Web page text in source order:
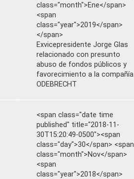
class="month">Ene</span>
<span
class="year">2019</span>
</span>
Exvicepresidente Jorge Glas
relacionado con presunto
abuso de fondos públicos y
favorecimiento a la compañía
ODEBRECHT
<span class="date time
published" title="2018-11-
30T15:20:49-0500"><span
class="day">30</span> <span
class="month">Nov</span>
<span
class="year">2018</span>